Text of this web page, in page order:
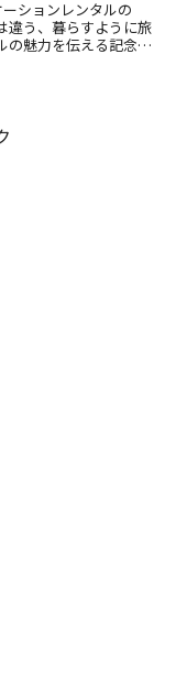
ションレンタルの
違う、暮らすように旅
の魅力を伝える記念日